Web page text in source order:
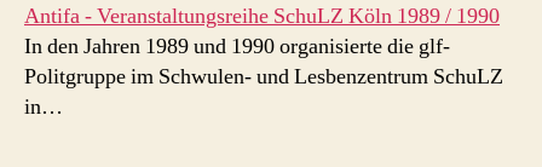
Antifa - Veranstaltungsreihe SchuLZ Köln 1989 / 1990
In den Jahren 1989 und 1990 organisierte die glf-
Politgruppe im Schwulen- und Lesbenzentrum SchuLZ
in…